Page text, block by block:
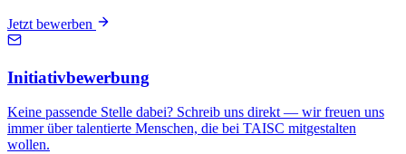
Jetzt bewerben
Initiativbewerbung
Keine passende Stelle dabei? Schreib uns direkt — wir freuen uns
immer über talentierte Menschen, die bei TAISC mitgestalten
wollen.